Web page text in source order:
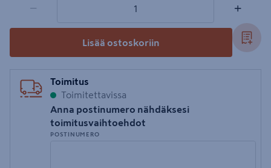
− +
Lisää ostoskoriin
Toimitus
Toimitettavissa
Anna postinumero nähdäksesi
toimitusvaihtoehdot
POSTINUMERO